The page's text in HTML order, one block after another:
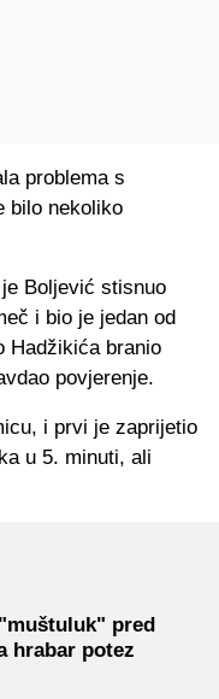
problema s
bilo nekoliko
Boljević stisnuo
i bio je jedan od
Hadžikića branio
povjerenje.
i prvi je zaprijetio
u 5. minuti, ali
pred
hrabar potez